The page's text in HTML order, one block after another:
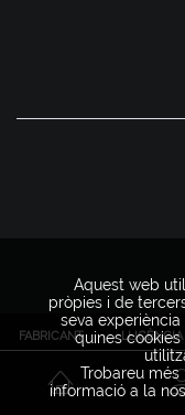
FABRICANT LLICÈNCIA
Aquest web
pròpies i de
seva experiència
quines
Trobareu més
informació a la